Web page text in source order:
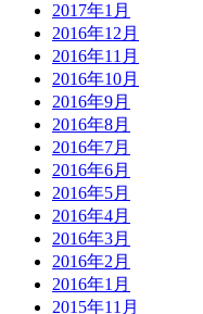
2017年1月
2016年12月
2016年11月
2016年10月
2016年9月
2016年8月
2016年7月
2016年6月
2016年5月
2016年4月
2016年3月
2016年2月
2016年1月
2015年11月